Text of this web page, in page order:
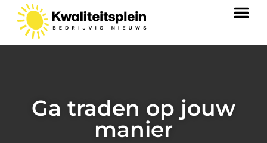
Ga traden op jouw
manier